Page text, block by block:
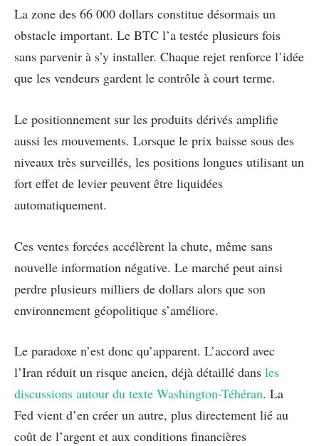
La zone des 66 000 dollars constitue désormais un
obstacle important. Le BTC l’a testée plusieurs fois
sans parvenir à s’y installer. Chaque rejet renforce l’idée
que les vendeurs gardent le contrôle à court terme.
Le positionnement sur les produits dérivés amplifie
aussi les mouvements. Lorsque le prix baisse sous des
niveaux très surveillés, les positions longues utilisant un
fort effet de levier peuvent être liquidées
automatiquement.
Ces ventes forcées accélèrent la chute, même sans
nouvelle information négative. Le marché peut ainsi
perdre plusieurs milliers de dollars alors que son
environnement géopolitique s’améliore.
Le paradoxe n’est donc qu’apparent. L’accord avec
l’Iran réduit un risque ancien, déjà détaillé dans les
discussions autour du texte Washington-Téhéran. La
Fed vient d’en créer un autre, plus directement lié au
coût de l’argent et aux conditions financières